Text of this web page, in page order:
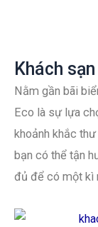
Khách
Nằm gần bãi
Eco là sự lựa
khoảnh khắc
bạn có thể tận
đủ để có một kì